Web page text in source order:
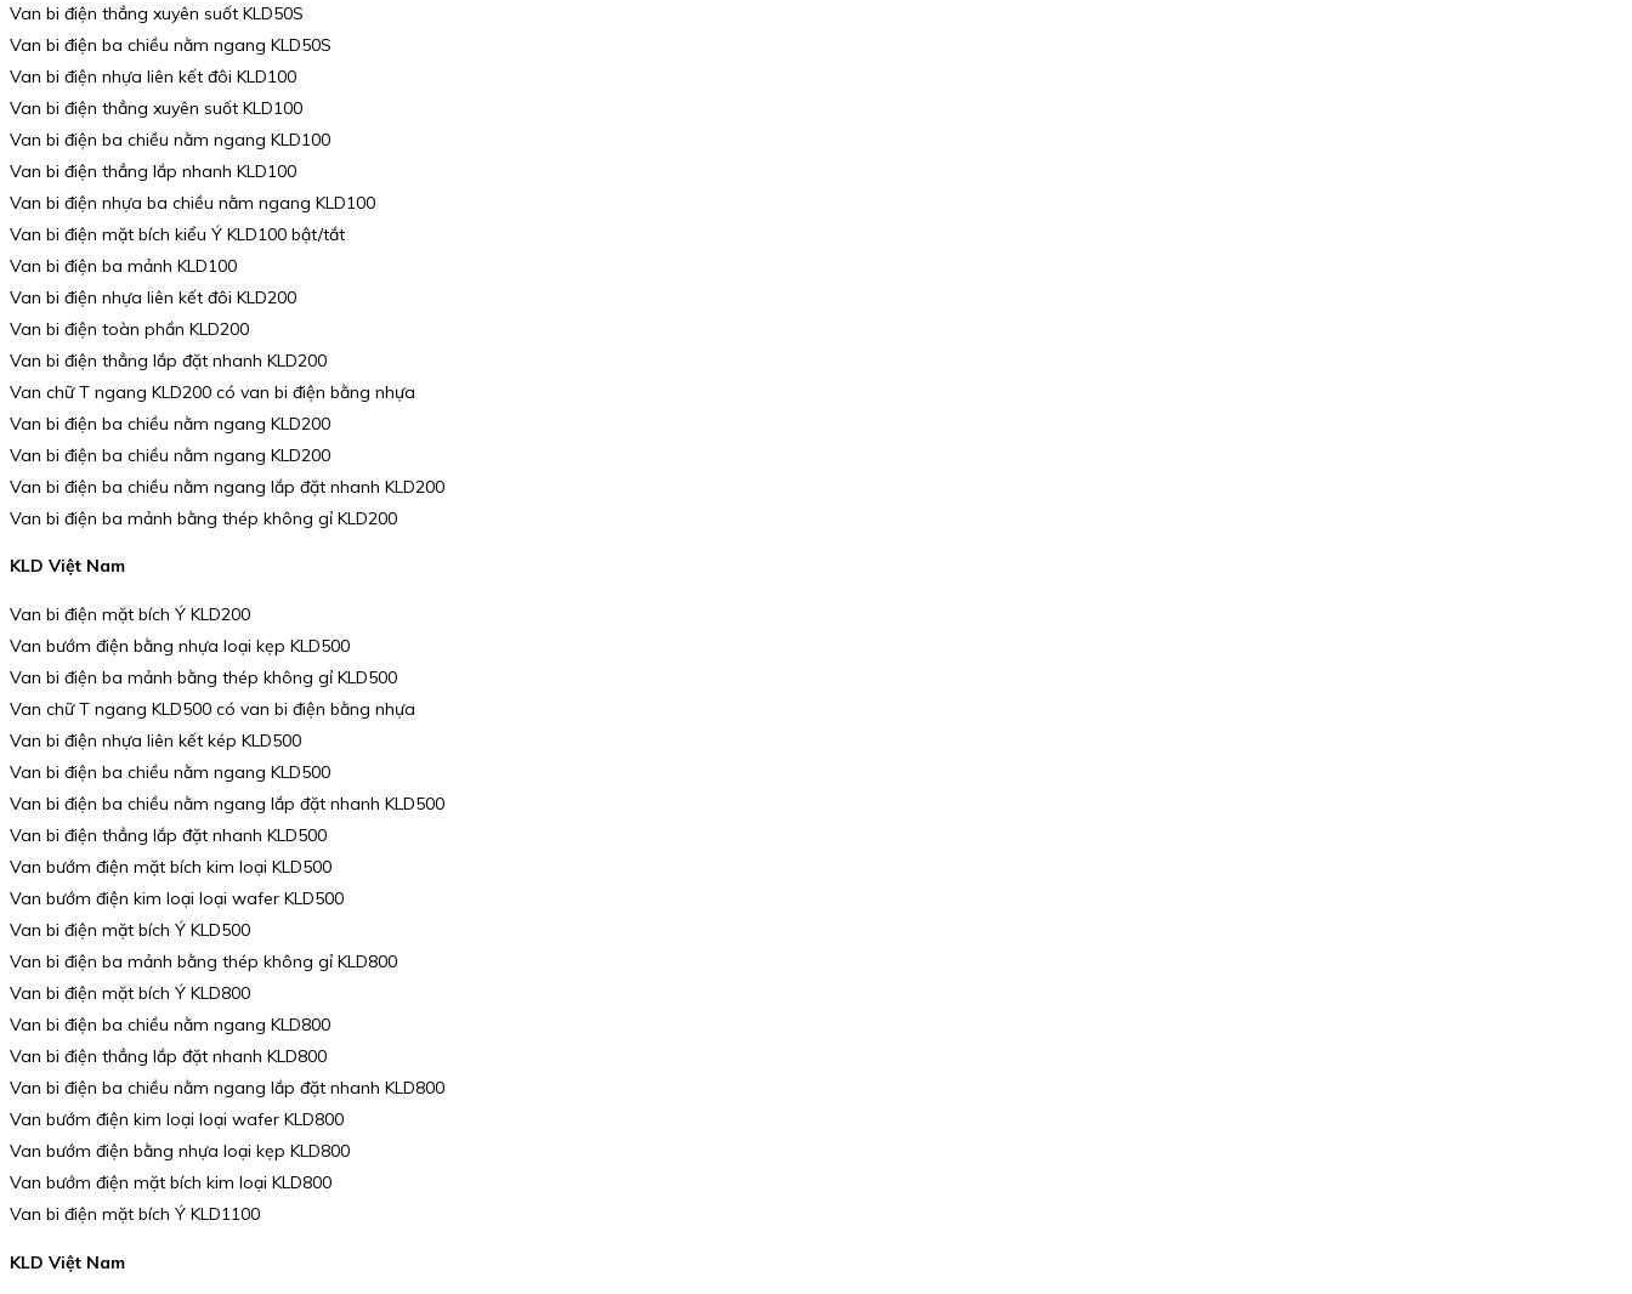
Van bi điện thẳng xuyên suốt KLD50S
Van bi điện ba chiều nằm ngang KLD50S
Van bi điện nhựa liên kết đôi KLD100
Van bi điện thẳng xuyên suốt KLD100
Van bi điện ba chiều nằm ngang KLD100
Van bi điện thẳng lắp nhanh KLD100
Van bi điện nhựa ba chiều nằm ngang KLD100
Van bi điện mặt bích kiểu Ý KLD100 bật/tắt
Van bi điện ba mảnh KLD100
Van bi điện nhựa liên kết đôi KLD200
Van bi điện toàn phần KLD200
Van bi điện thẳng lắp đặt nhanh KLD200
Van chữ T ngang KLD200 có van bi điện bằng nhựa
Van bi điện ba chiều nằm ngang KLD200
Van bi điện ba chiều nằm ngang KLD200
Van bi điện ba chiều nằm ngang lắp đặt nhanh KLD200
Van bi điện ba mảnh bằng thép không gỉ KLD200
KLD Việt Nam
Van bi điện mặt bích Ý KLD200
Van bướm điện bằng nhựa loại kẹp KLD500
Van bi điện ba mảnh bằng thép không gỉ KLD500
Van chữ T ngang KLD500 có van bi điện bằng nhựa
Van bi điện nhựa liên kết kép KLD500
Van bi điện ba chiều nằm ngang KLD500
Van bi điện ba chiều nằm ngang lắp đặt nhanh KLD500
Van bi điện thẳng lắp đặt nhanh KLD500
Van bướm điện mặt bích kim loại KLD500
Van bướm điện kim loại loại wafer KLD500
Van bi điện mặt bích Ý KLD500
Van bi điện ba mảnh bằng thép không gỉ KLD800
Van bi điện mặt bích Ý KLD800
Van bi điện ba chiều nằm ngang KLD800
Van bi điện thẳng lắp đặt nhanh KLD800
Van bi điện ba chiều nằm ngang lắp đặt nhanh KLD800
Van bướm điện kim loại loại wafer KLD800
Van bướm điện bằng nhựa loại kẹp KLD800
Van bướm điện mặt bích kim loại KLD800
Van bi điện mặt bích Ý KLD1100
KLD Việt Nam